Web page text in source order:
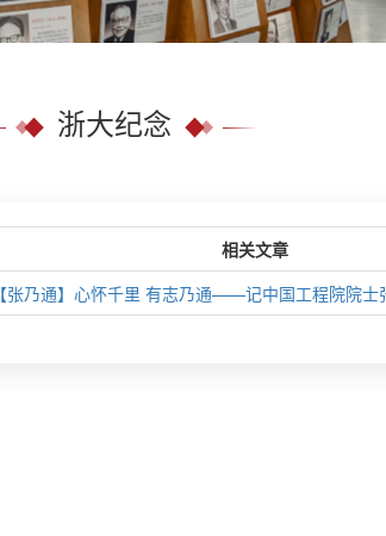
浙大纪念
相关文章
【张乃通】心怀千里 有志乃通——记中国工程院院士